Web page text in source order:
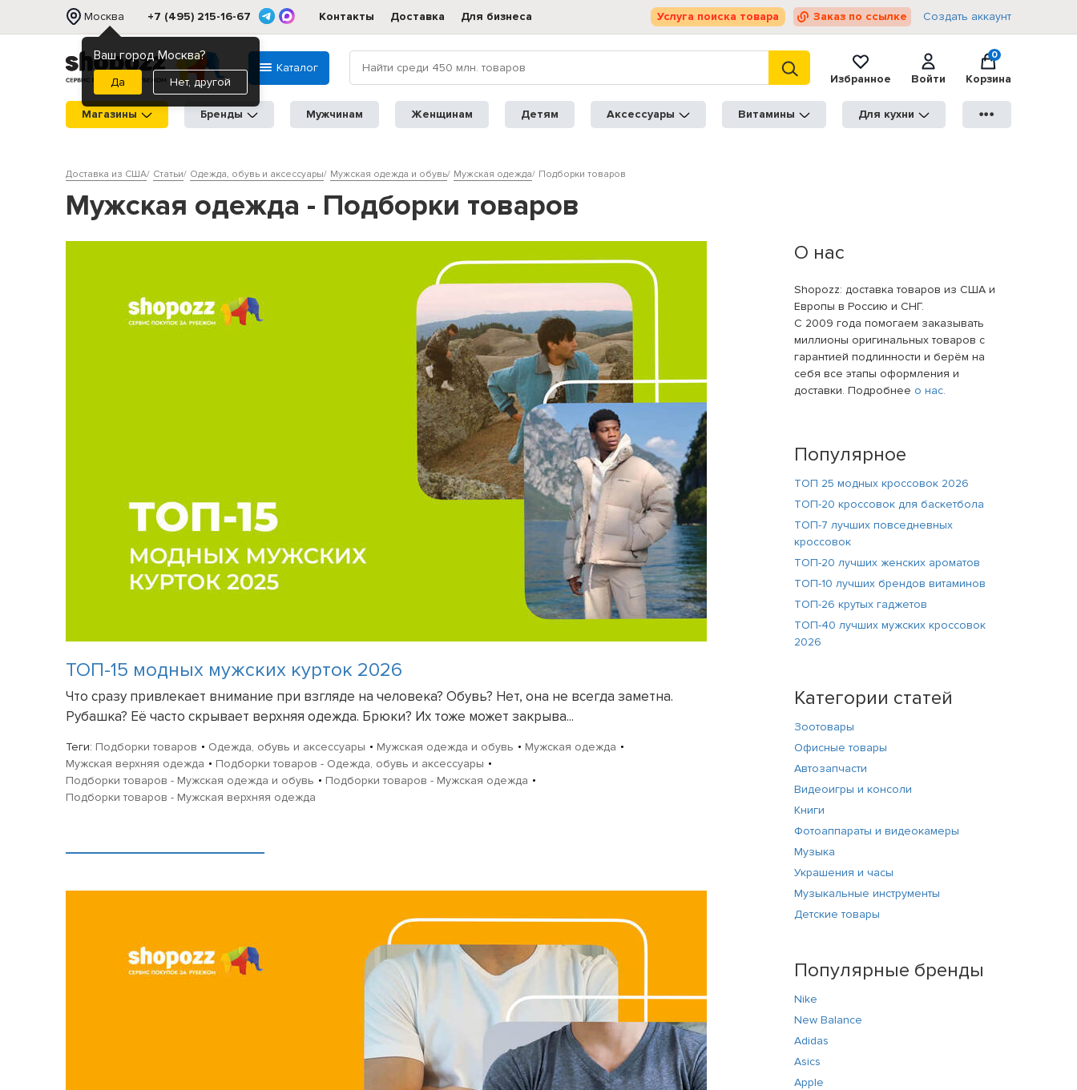
Москва
Ваш город Москва?
Нет, другой
+7 (495) 215-16-67 Контакты Доставка Для бизнеса Услуга поиска товара Заказ по ссылке Создать аккаунт
Каталог
Избранное
Войти
0
Корзина
Магазины Бренды Мужчинам Женщинам Детям Аксессуары Витамины Для кухни ●●●
Доставка из США Статьи Одежда, обувь и аксессуары Мужская одежда и обувь Мужская одежда Подборки товаров
Мужская одежда - Подборки товаров
ТОП-15 модных мужских курток 2026
Что сразу привлекает внимание при взгляде на человека? Обувь? Нет, она не всегда заметна.
Рубашка? Её часто скрывает верхняя одежда. Брюки? Их тоже может закрыва...
Теги: Подборки товаров Одежда, обувь и аксессуары Мужская одежда и обувь
Мужская одежда
Мужская верхняя одежда
Подборки товаров - Одежда, обувь и аксессуары
Подборки товаров - Мужская одежда и обувь
Подборки товаров - Мужская одежда
Подборки товаров - Мужская верхняя одежда
О нас
Shopozz: доставка товаров из США и
Европы в Россию и СНГ.
С 2009 года помогаем заказывать
миллионы оригинальных товаров с
гарантией подлинности и берём на
себя все этапы оформления и
доставки. Подробнее о нас.
Популярное
ТОП 25 модных кроссовок 2026
ТОП-20 кроссовок для баскетбола
ТОП-7 лучших повседневных
кроссовок
ТОП-20 лучших женских ароматов
ТОП-10 лучших брендов витаминов
ТОП-26 крутых гаджетов
ТОП-40 лучших мужских кроссовок
2026
Категории статей
Зоотовары
Офисные товары
Автозапчасти
Видеоигры и консоли
Книги
Фотоаппараты и видеокамеры
Музыка
Украшения и часы
Музыкальные инструменты
Детские товары
Популярные бренды
Nike
New Balance
Adidas
Asics
Apple